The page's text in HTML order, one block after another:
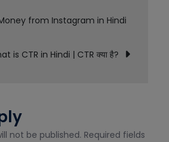
in
|
from Instagram in Hindi
is CTR in Hindi | CTR क्या है?
not be published. Required fields